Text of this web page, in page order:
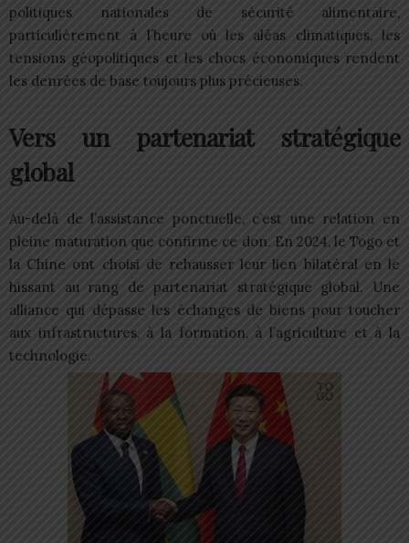
politiques nationales de sécurité alimentaire,
particulièrement à l’heure où les aléas climatiques, les
tensions géopolitiques et les chocs économiques rendent
les denrées de base toujours plus précieuses.
Vers un partenariat stratégique
global
Au-delà de l’assistance ponctuelle, c’est une relation en
pleine maturation que confirme ce don. En 2024, le Togo et
la Chine ont choisi de rehausser leur lien bilatéral en le
hissant au rang de partenariat stratégique global. Une
alliance qui dépasse les échanges de biens pour toucher
aux infrastructures, à la formation, à l’agriculture et à la
technologie.